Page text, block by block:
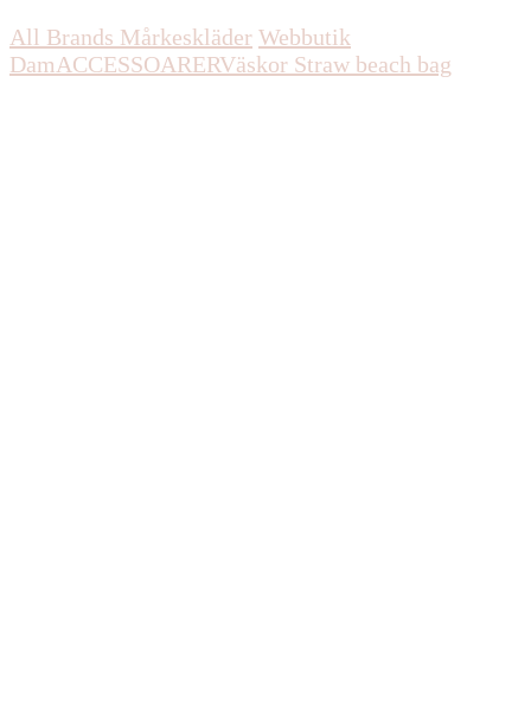
All Brands Mårkeskläder Webbutik
DamACCESSOARERVäskor Straw beach bag